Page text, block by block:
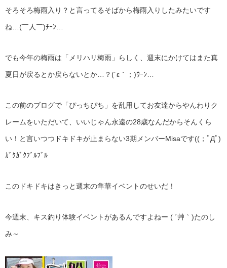
そろそろ梅雨入り？と言ってるそばから梅雨入りしたみたいです
ね…(￣人￣)ﾁｰﾝ…
でも今年の梅雨は「メリハリ梅雨」らしく、週末にかけてはまた真
夏日が戻るとか戻らないとか…？(´ε｀；)ｳｰﾝ…
この前のブログで「ぴっちぴち」を乱用してお友達からやんわりク
レームをいただいて、いいじゃん永遠の28歳なんだからそんくら
い！と言いつつドキドキが止まらない3期メンバーMisaです((；ﾟДﾟ)
ｶﾞｸｶﾞｸﾌﾞﾙﾌﾞﾙ
このドキドキはきっと週末の隼華イベントのせいだ！
今週末、キス釣り体験イベントがあるんですよねー ( ´艸｀)たのし
み～